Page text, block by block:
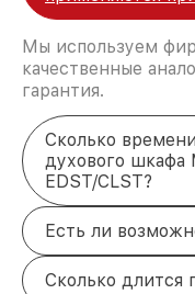
Мы используем
качественные
гарантия.
Сколько
духового шкафа
EDST/CLST?
Есть ли
Сколько длится